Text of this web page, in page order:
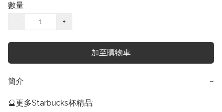
數量
−
+
加至購物車
簡介 −
🔮更多Starbucks杯精品: